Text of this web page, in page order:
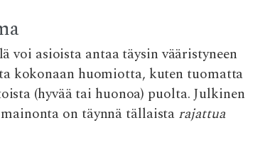
asioista antaa täysin vääristyneen
kokonaan huomiotta, kuten tuomatta
(hyvää tai huonoa) puolta. Julkinen
on täynnä tällaista rajattua